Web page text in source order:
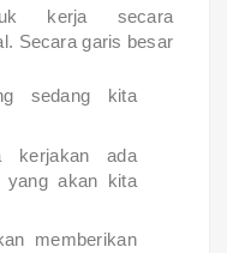
kerja secara
Secara garis besar
sedang kita
kerjakan ada
yang akan kita
memberikan